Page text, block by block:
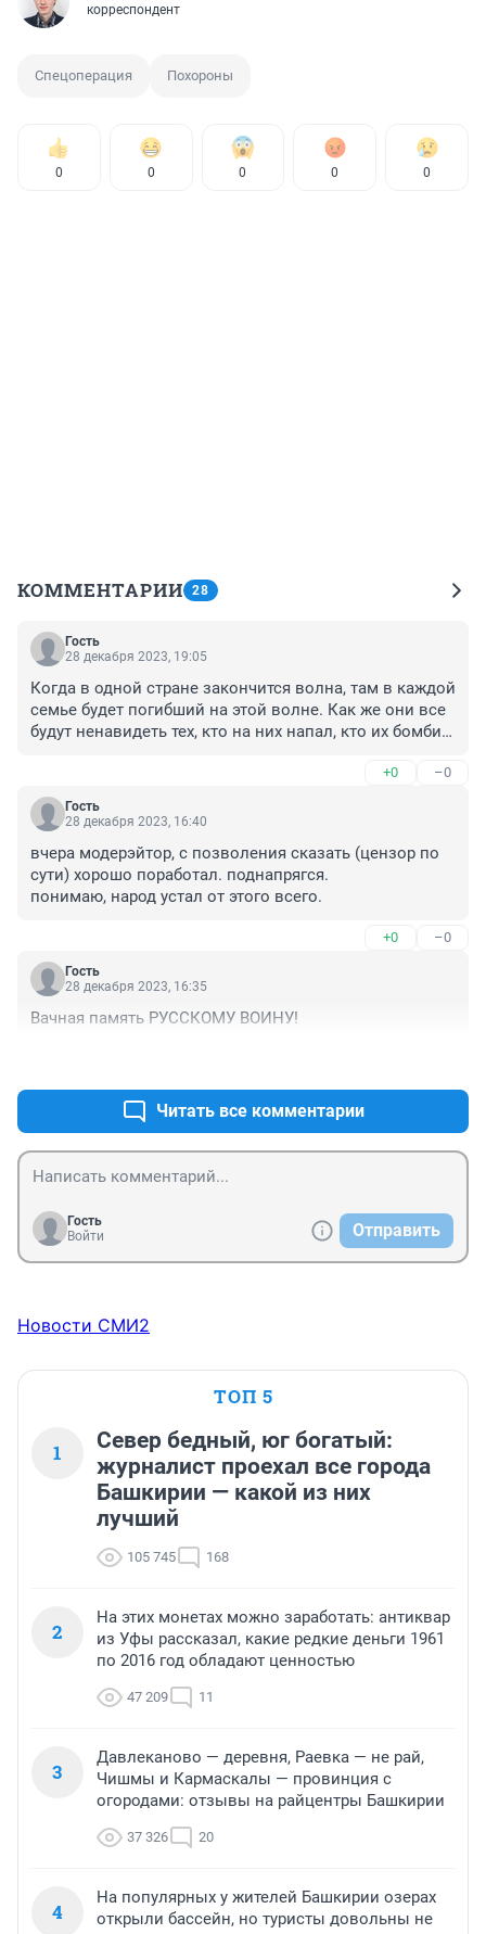
корреспондент
Спецоперация Похороны
0 0 0 0 0
КОММЕНТАРИИ 28
Гость
28 декабря 2023, 19:05
Когда в одной стране закончится волна, там в каждой
семье будет погибший на этой волне. Как же они все
будут ненавидеть тех, кто на них напал, кто их бомбил,
+0 –0
Гость
28 декабря 2023, 16:40
вчера модерэйтор, с позволения сказать (цензор по
сути) хорошо поработал. поднапрягся.
понимаю, народ устал от этого всего.
+0 –0
Гость
28 декабря 2023, 16:35
Вачная память РУССКОМУ ВОИНУ!
Читать все комментарии
Гость
Войти
Отправить
Новости СМИ2
ТОП 5
1
Север бедный, юг богатый:
журналист проехал все города
Башкирии — какой из них
лучший
105 745 168
2
На этих монетах можно заработать: антиквар
из Уфы рассказал, какие редкие деньги 1961
по 2016 год обладают ценностью
47 209 11
3
Давлеканово — деревня, Раевка — не рай,
Чишмы и Кармаскалы — провинция с
огородами: отзывы на райцентры Башкирии
37 326 20
4
На популярных у жителей Башкирии озерах
открыли бассейн, но туристы довольны не